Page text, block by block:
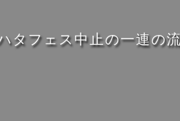
タフェス中止の一連の